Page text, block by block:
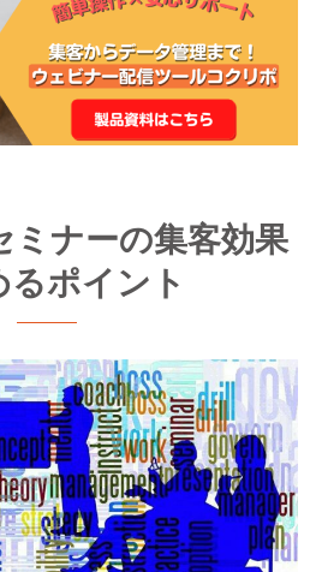
ミナーの集客効果
るポイント